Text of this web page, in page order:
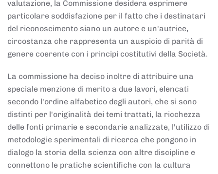
valutazione, la Commissione desidera esprimere
particolare soddisfazione per il fatto che i destinatari
del riconoscimento siano un autore e un'autrice,
circostanza che rappresenta un auspicio di parità di
genere coerente con i principi costitutivi della Società.
La commissione ha deciso inoltre di attribuire una
speciale menzione di merito a due lavori, elencati
secondo l'ordine alfabetico degli autori, che si sono
distinti per l'originalità dei temi trattati, la ricchezza
delle fonti primarie e secondarie analizzate, l'utilizzo di
metodologie sperimentali di ricerca che pongono in
dialogo la storia della scienza con altre discipline e
connettono le pratiche scientifiche con la cultura